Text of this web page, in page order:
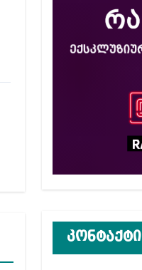
კონტაქტი